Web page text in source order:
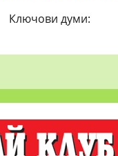
Ключови думи: